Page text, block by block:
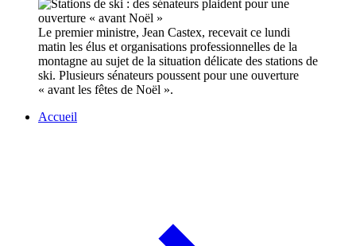
Le premier ministre, Jean Castex, recevait ce lundi
matin les élus et organisations professionnelles de la
montagne au sujet de la situation délicate des stations de
ski. Plusieurs sénateurs poussent pour une ouverture
« avant les fêtes de Noël ».
Accueil